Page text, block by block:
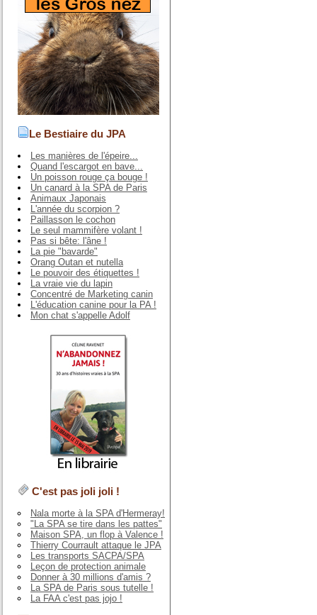
Le Bestiaire du JPA
Les manières de l'épeire...
Quand l'escargot en bave...
Un poisson rouge ça bouge !
Un canard à la SPA de Paris
Animaux Japonais
L'année du scorpion ?
Paillasson le cochon
Le seul mammifère volant !
Pas si bête: l'âne !
La pie "bavarde"
Orang Outan et nutella
Le pouvoir des étiquettes !
La vraie vie du lapin
Concentré de Marketing canin
L'éducation canine pour la PA !
Mon chat s'appelle Adolf
C'est pas joli joli !
Nala morte à la SPA d'Hermeray!
"La SPA se tire dans les pattes"
Maison SPA, un flop à Valence !
Thierry Courrault attaque le JPA
Les transports SACPA/SPA
Leçon de protection animale
Donner à 30 millions d'amis ?
La SPA de Paris sous tutelle !
La FAA c'est pas jojo !